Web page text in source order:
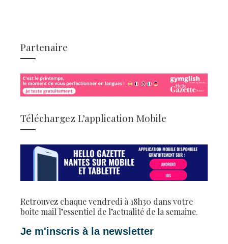
Partenaire
Téléchargez L’application Mobile
Retrouvez chaque vendredi à 18h30 dans votre
boite mail l’essentiel de l’actualité de la semaine.
Je m'inscris à la newsletter